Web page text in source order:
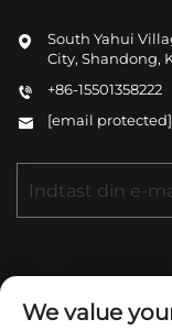
South Yahui
City, Shandong,
+86-15501358222
[email protected]
We value